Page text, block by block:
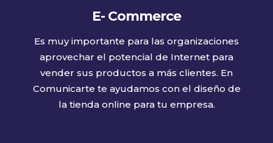
E- Commerce
Es muy importante para las organizaciones
aprovechar el potencial de Internet para
vender sus productos a más clientes. En
Comunicarte te ayudamos con el diseño de
la tienda online para tu empresa.